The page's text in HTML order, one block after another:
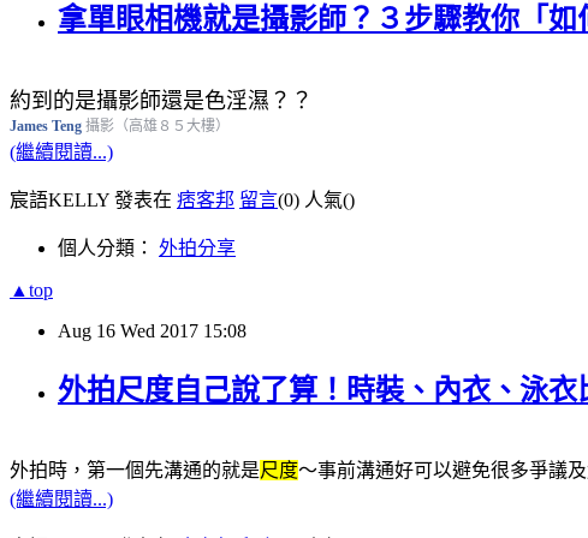
拿單眼相機就是攝影師？３步驟教你「如
約到的是攝影師還是色淫濕？？
James Teng 攝影（高雄８５大樓）
(繼續閱讀...)
宸語KELLY 發表在 痞客邦 留言(0) 人氣()
個人分類： 外拍分享
▲top
Aug 16 Wed 2017 15:08
外拍尺度自己說了算！時裝、內衣、泳
外拍時，第一個先溝通的就是尺度～事前溝通好可以避免很多爭議及
(繼續閱讀...)